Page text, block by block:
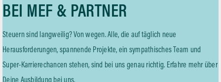
BEI MEF & PARTNER
Steuern sind langweilig? Von wegen. Alle, die auf täglich neue
Herausforderungen, spannende Projekte, ein sympathisches Team und
Super-Karrierechancen stehen, sind bei uns genau richtig. Erfahre mehr über